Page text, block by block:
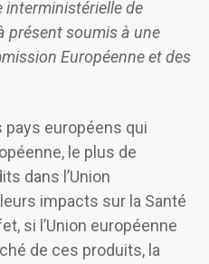
interministérielle de
présent soumis à une
Européenne et des
pays européens qui
le plus de
dans l’Union
impacts sur la Santé
si l’Union européenne
de ces produits, la